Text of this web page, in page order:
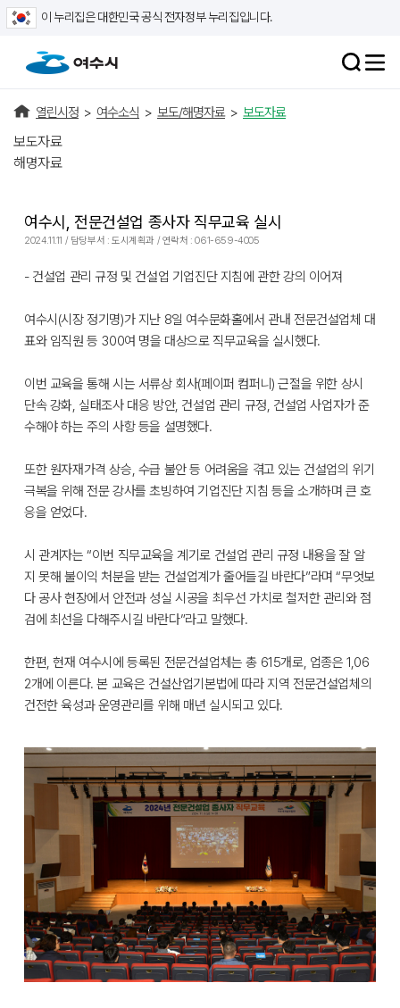
이 누리집은 대한민국 공식 전자정부 누리집입니다.
열린시정 > 여수소식 > 보도/해명자료 > 보도자료
보도자료
해명자료
여수시, 전문건설업 종사자 직무교육 실시
2024.11.11 / 담당부서 : 도시계획과 / 연락처 : 061-659-4005
- 건설업 관리 규정 및 건설업 기업진단 지침에 관한 강의 이어져
여수시(시장 정기명)가 지난 8일 여수문화홀에서 관내 전문건설업체 대
표와 임직원 등 300여 명을 대상으로 직무교육을 실시했다.
이번 교육을 통해 시는 서류상 회사(페이퍼 컴퍼니) 근절을 위한 상시
단속 강화, 실태조사 대응 방안, 건설업 관리 규정, 건설업 사업자가 준
수해야 하는 주의 사항 등을 설명했다.
또한 원자재가격 상승, 수급 불안 등 어려움을 겪고 있는 건설업의 위기
극복을 위해 전문 강사를 초빙하여 기업진단 지침 등을 소개하며 큰 호
응을 얻었다.
시 관계자는 “이번 직무교육을 계기로 건설업 관리 규정 내용을 잘 알
지 못해 불이익 처분을 받는 건설업계가 줄어들길 바란다”라며 “무엇보
다 공사 현장에서 안전과 성실 시공을 최우선 가치로 철저한 관리와 점
검에 최선을 다해주시길 바란다”라고 말했다.
한편, 현재 여수시에 등록된 전문건설업체는 총 615개로, 업종은 1,06
2개에 이른다. 본 교육은 건설산업기본법에 따라 지역 전문건설업체의
건전한 육성과 운영관리를 위해 매년 실시되고 있다.